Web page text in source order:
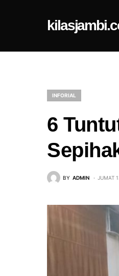
INFORIAL
6
BY ADMIN JUMAT